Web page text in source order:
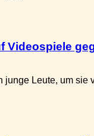
Videospiele
junge Leute, um